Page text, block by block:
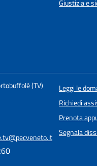
Giustizia e
(TV)
Leggi le
Richiedi
Prenota
Segnala